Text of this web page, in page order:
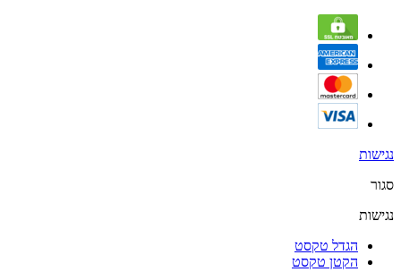
נגישות
סגור
נגישות
הגדל טקסט
הקטן טקסט